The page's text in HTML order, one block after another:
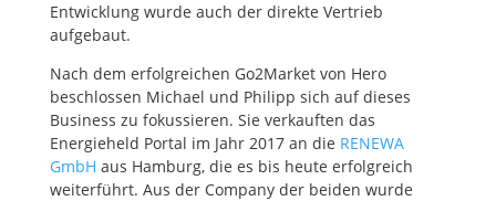
Entwicklung wurde auch der direkte Vertrieb
aufgebaut.
Nach dem erfolgreichen Go2Market von Hero
beschlossen Michael und Philipp sich auf dieses
Business zu fokussieren. Sie verkauften das
Energieheld Portal im Jahr 2017 an die RENEWA
GmbH aus Hamburg, die es bis heute erfolgreich
weiterführt. Aus der Company der beiden wurde